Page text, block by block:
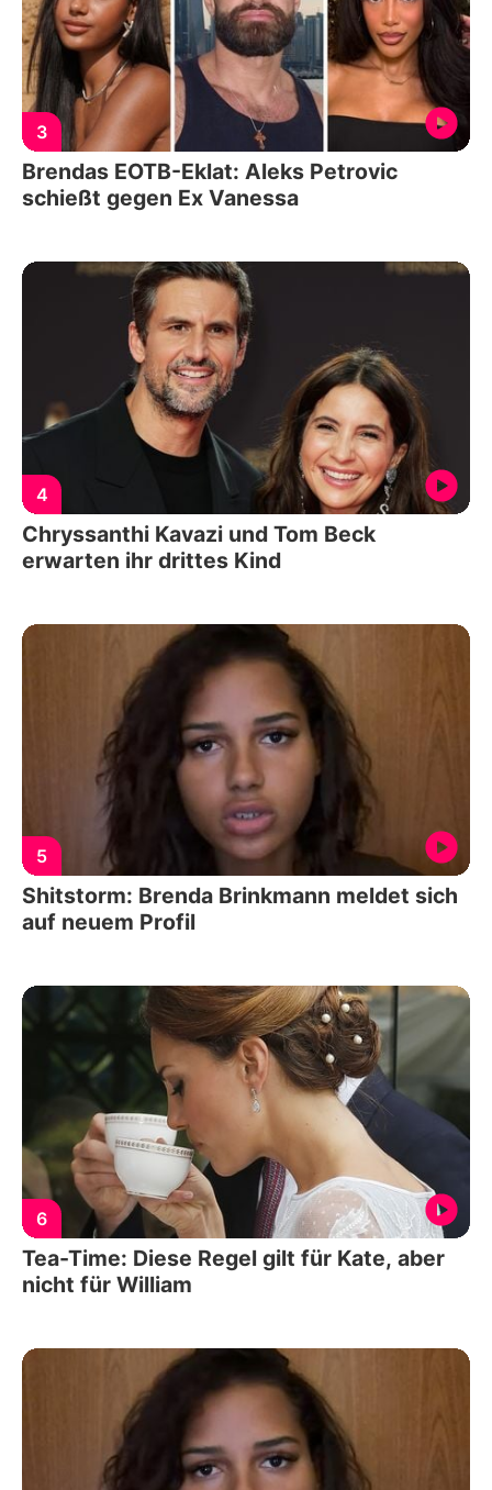
3
Brendas EOTB-Eklat: Aleks Petrovic
schießt gegen Ex Vanessa
4
Chryssanthi Kavazi und Tom Beck
erwarten ihr drittes Kind
5
Shitstorm: Brenda Brinkmann meldet sich
auf neuem Profil
6
Tea-Time: Diese Regel gilt für Kate, aber
nicht für William